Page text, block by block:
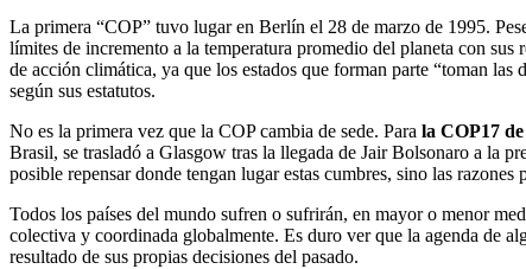
La primera “COP” tuvo lugar en Berlín el 28 de marzo de 1995.
límites de incremento a la temperatura promedio del planeta con
de acción climática, ya que los estados que forman parte “toman
según sus estatutos.
No es la primera vez que la COP cambia de sede. Para la COP17
Brasil, se trasladó a Glasgow tras la llegada de Jair Bolsonaro a la
posible repensar donde tengan lugar estas cumbres, sino las razones
Todos los países del mundo sufren o sufrirán, en mayor o menor
colectiva y coordinada globalmente. Es duro ver que la agenda de
resultado de sus propias decisiones del pasado.